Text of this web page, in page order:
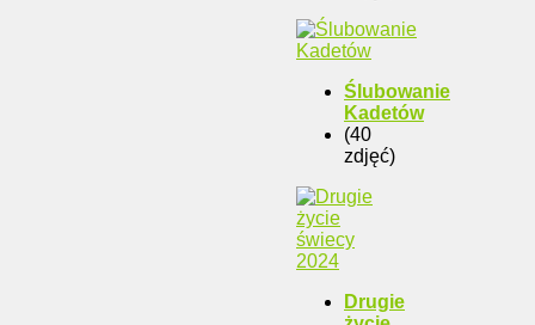
Ślubowanie
Kadetów
(40
zdjęć)
Drugie